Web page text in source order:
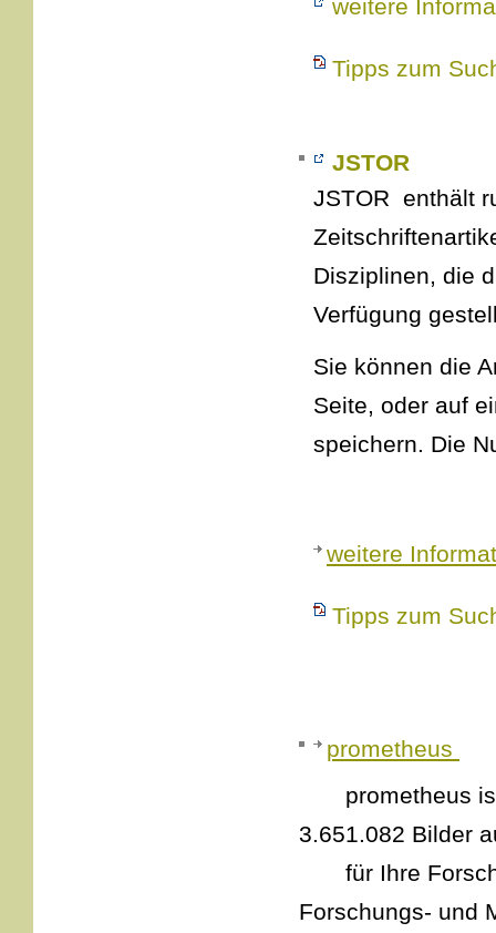
weitere
Tipps zum
JSTOR
JSTOR enthält
Disziplinen, die
Verfügung
Sie können die
Seite, oder auf
speichern. Die
weitere
Tipps zum
prometheus
prometheus ist
3.651.082 Bilder
für Ihre
Forschungs- und